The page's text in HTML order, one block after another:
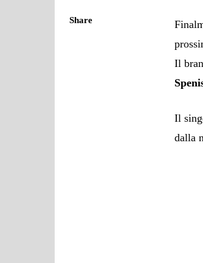
Share
Il
Il
dalla